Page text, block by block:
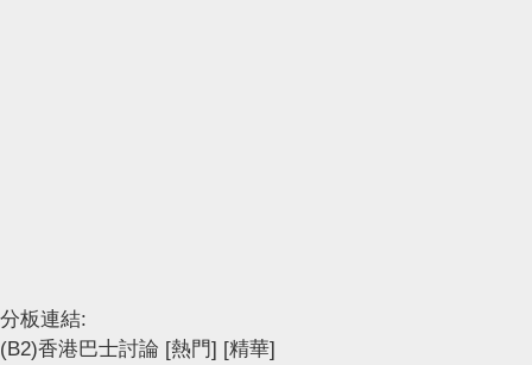
分板連結:
(B2)香港巴士討論 [熱門] [精華]